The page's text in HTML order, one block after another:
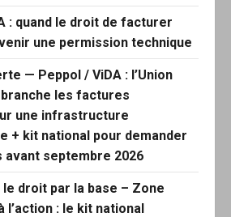
: quand le droit de facturer
une permission technique
— Peppol / ViDA : l’Union
les factures
une infrastructure
+ kit national pour demander
avant septembre 2026
droit par la base – Zone
l’action : le kit national